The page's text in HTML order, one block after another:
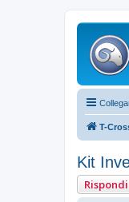
T-
Kit
Rispondi